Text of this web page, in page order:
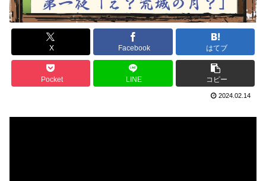
X Facebook はてブ
Pocket LINE コピー
2024.02.14